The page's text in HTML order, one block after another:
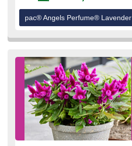
pac® Angels Perfume® Lavender